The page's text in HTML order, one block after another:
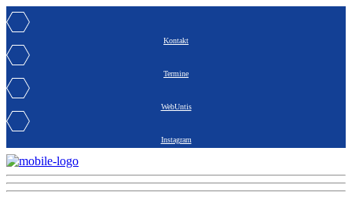
Kontakt
Termine
WebUntis
Instagram